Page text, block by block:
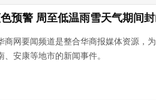
预警 周至低温雨雪天气期间
商网要闻频道是整合华商报媒体资源，
、安康等地市的新闻事件。